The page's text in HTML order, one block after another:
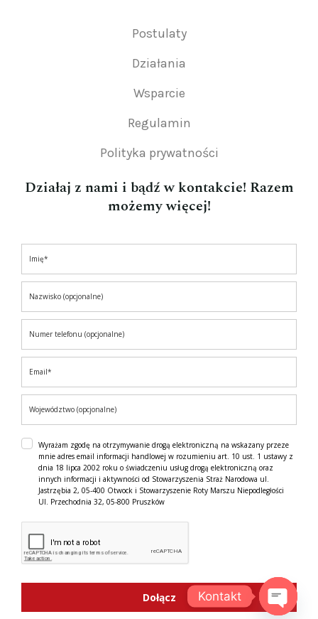
Postulaty
Działania
Wsparcie
Regulamin
Polityka prywatności
Działaj z nami i bądź w kontakcie! Razem
możemy więcej!
Wyrażam zgodę na otrzymywanie drogą elektroniczną na wskazany przeze
mnie adres email informacji handlowej w rozumieniu art. 10 ust. 1 ustawy z
dnia 18 lipca 2002 roku o świadczeniu usług drogą elektroniczną oraz
innych informacji i aktywności od Stowarzyszenia Straż Narodowa ul.
Jastrzębia 2, 05-400 Otwock i Stowarzyszenie Roty Marszu Niepodległości
Ul. Przechodnia 32, 05-800 Pruszków
Dołącz Kontakt